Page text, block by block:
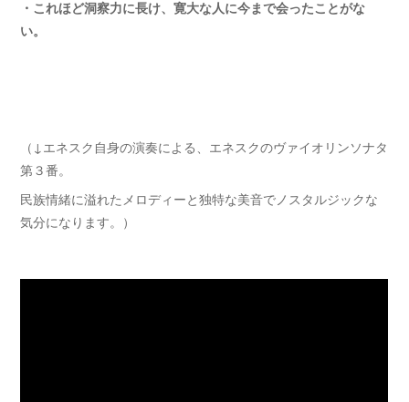
・これほど洞察力に長け、寛大な人に今まで会ったことがな
い。
（↓エネスク自身の演奏による、エネスクのヴァイオリンソナタ
第３番。
民族情緒に溢れたメロディーと独特な美音でノスタルジックな
気分になります。）